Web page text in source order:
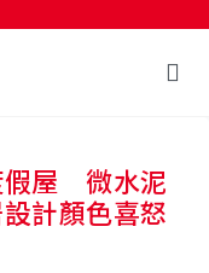
假屋 微水泥
計顏色喜怒